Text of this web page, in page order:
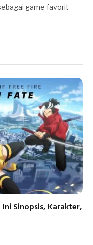
game favorit
Sinopsis, Karakter,